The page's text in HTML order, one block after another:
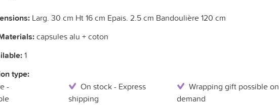
Larg. 30 cm Ht 16 cm Epais. 2.5 cm Bandoulière 120 cm
capsules alu + coton
1
type:
-
On stock - Express
shipping
Wrapping gift possible on
demand